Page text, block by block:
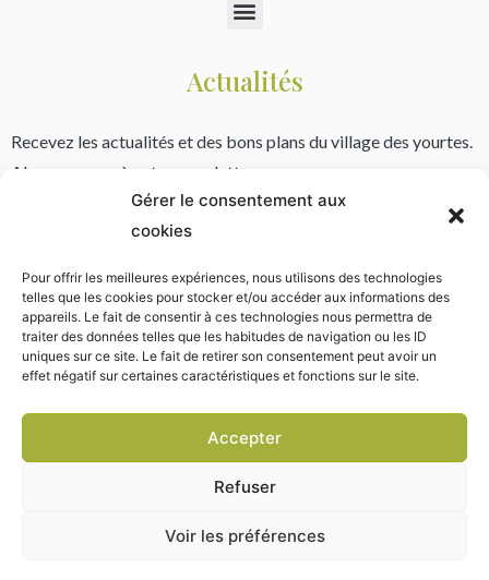
Gérer le consentement aux
cookies
Pour offrir les meilleures expériences, nous utilisons des technologies
telles que les cookies pour stocker et/ou accéder aux informations des
appareils. Le fait de consentir à ces technologies nous permettra de
traiter des données telles que les habitudes de navigation ou les ID
uniques sur ce site. Le fait de retirer son consentement peut avoir un
effet négatif sur certaines caractéristiques et fonctions sur le site.
Accepter
Refuser
Voir les préférences
Actualités
Recevez les actualités et des bons plans du village des yourtes.
Abonnez vous à notre newsletter.
* Vos informations font l’objet d’un traitement informatique destiné à l'envoi de notre bulletin. Votre email ne
sera jamais publié ni cédé à des tiers. Conformément à la règlementation vous disposez d’un droit d’accès et au
retrait de vos données. Lisez notre politique de confidentialité.
Copyright © 2009 – 2023
Déclaration de confidentialité